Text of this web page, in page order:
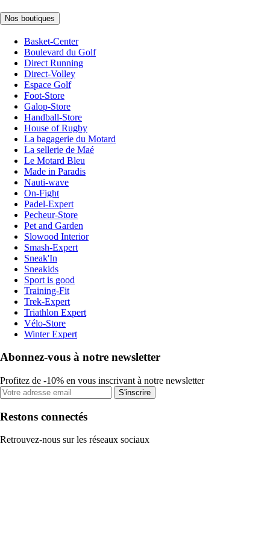
Nos boutiques
Basket-Center
Boulevard du Golf
Direct Running
Direct-Volley
Espace Golf
Foot-Store
Galop-Store
Handball-Store
House of Rugby
La bagagerie du Motard
La sellerie de Maé
Le Motard Bleu
Made in Paradis
Nauti-wave
On-Fight
Padel-Expert
Pecheur-Store
Pet and Garden
Slowood Interior
Smash-Expert
Sneak'In
Sneakids
Sport is good
Training-Fit
Trek-Expert
Triathlon Expert
Vélo-Store
Winter Expert
Abonnez-vous à notre newsletter
Profitez de -10% en vous inscrivant à notre newsletter
S'inscrire
Restons connectés
Retrouvez-nous sur les réseaux sociaux